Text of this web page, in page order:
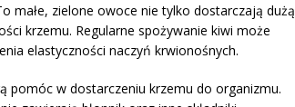
małe, zielone owoce nie tylko dostarczają dużą
krzemu. Regularne spożywanie kiwi może
elastyczności naczyń krwionośnych.
pomóc w dostarczeniu krzemu do organizmu.